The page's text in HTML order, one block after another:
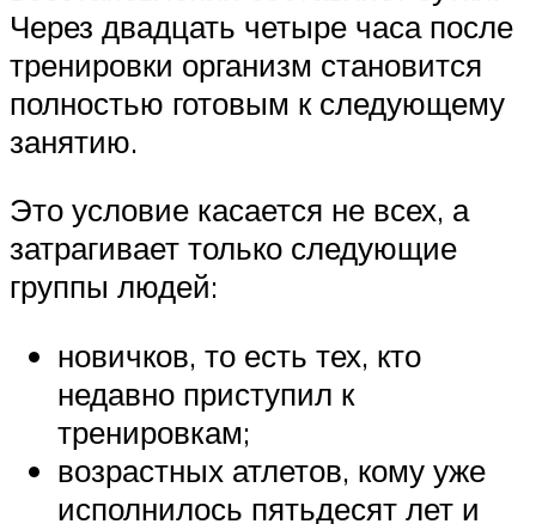
Через двадцать четыре часа после
тренировки организм становится
полностью готовым к следующему
занятию.
Это условие касается не всех, а
затрагивает только следующие
группы людей:
новичков, то есть тех, кто
недавно приступил к
тренировкам;
возрастных атлетов, кому уже
исполнилось пятьдесят лет и